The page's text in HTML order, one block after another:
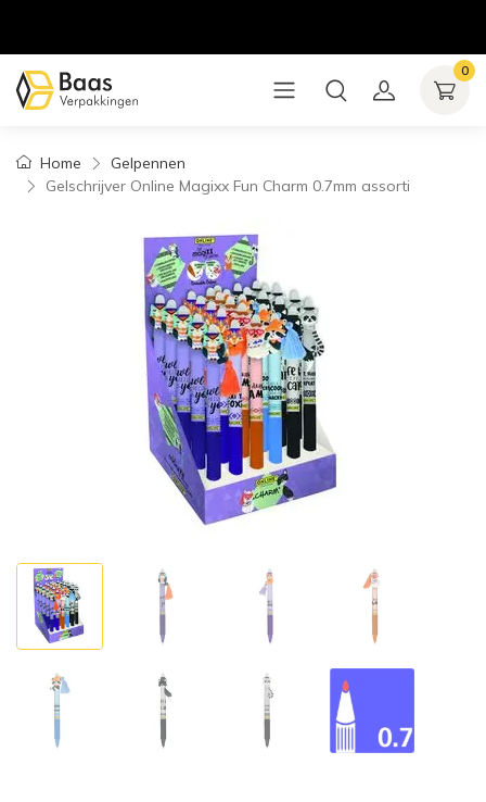
0
Home
Gelpennen
Gelschrijver Online Magixx Fun Charm 0.7mm assorti